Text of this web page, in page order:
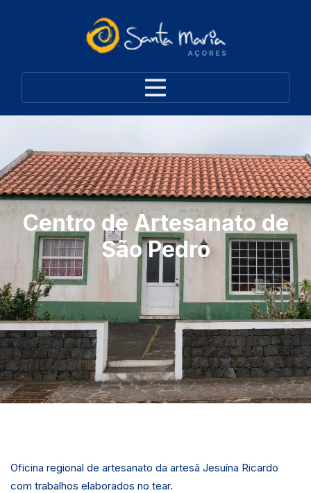
Centro de Artesanato de
São Pedro
Oficina regional de artesanato da artesã Jesuína Ricardo
com trabalhos elaborados no tear.